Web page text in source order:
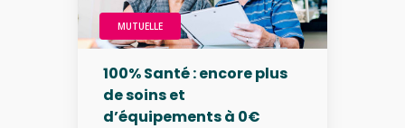
MUTUELLE
100% Santé : encore plus
de soins et
d’équipements à 0€